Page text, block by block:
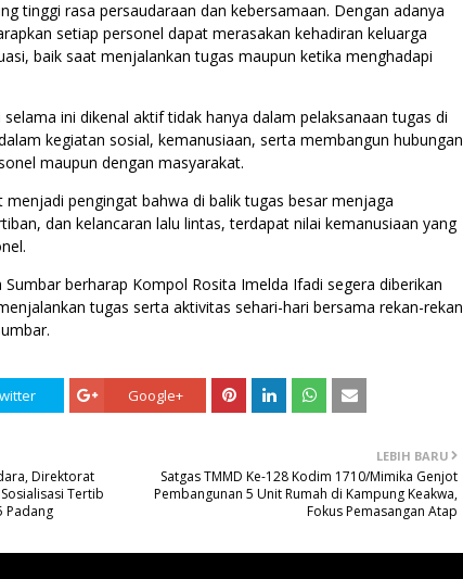
tinggi rasa persaudaraan dan kebersamaan. Dengan adanya
setiap personel dapat merasakan kehadiran keluarga
baik saat menjalankan tugas maupun ketika menghadapi
ini dikenal aktif tidak hanya dalam pelaksanaan tugas di
kegiatan sosial, kemanusiaan, serta membangun hubungan
maupun dengan masyarakat.
pengingat bahwa di balik tugas besar menjaga
dan kelancaran lalu lintas, terdapat nilai kemanusiaan yang
berharap Kompol Rosita Imelda Ifadi segera diberikan
tugas serta aktivitas sehari-hari bersama rekan-rekan
Google+
LEBIH BARU
Satgas TMMD Ke-128 Kodim 1710/Mimika Genjot
Pembangunan 5 Unit Rumah di Kampung Keakwa,
Fokus Pemasangan Atap
Direktorat
Tertib
Padang